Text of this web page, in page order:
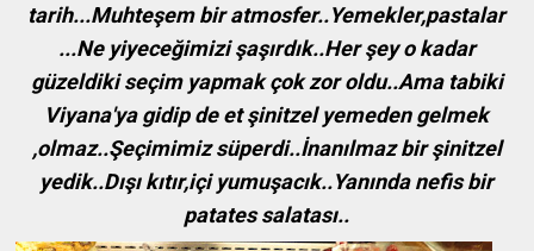
tarih...Muhteşem bir atmosfer..Yemekler,pastalar
...Ne yiyeceğimizi şaşırdık..Her şey o kadar
güzeldiki seçim yapmak çok zor oldu..Ama tabiki
Viyana'ya gidip de et şinitzel yemeden gelmek
,olmaz..Şeçimimiz süperdi..İnanılmaz bir şinitzel
yedik..Dışı kıtır,içi yumuşacık..Yanında nefis bir
patates salatası..